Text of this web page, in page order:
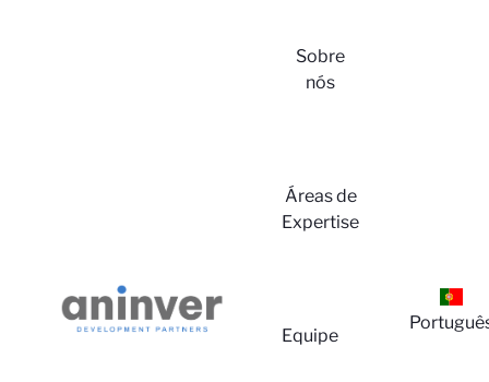
Sobre
nós
Áreas de
Expertise
Equipe
Login